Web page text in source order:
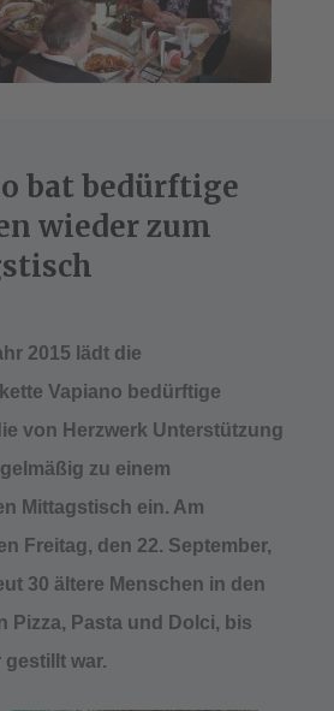
bat bedürftige
wieder zum
2015 lädt die
Vapiano bedürftige
von Herzwerk Unterstützung
zu einem
Mittagstisch ein. Am
Freitag, den 22. September,
30 ältere Menschen in den
Pizza, Pasta und Dolci, bis
war.